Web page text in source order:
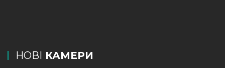
НОВІ КАМЕРИ